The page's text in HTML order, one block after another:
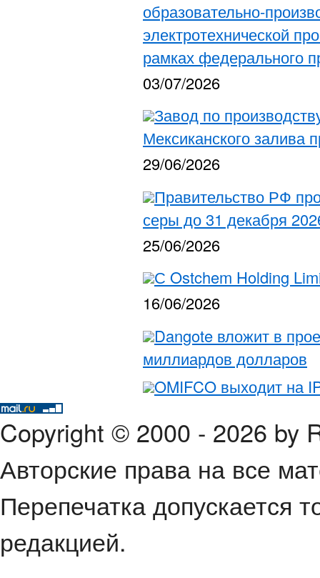
образовательно-
электротехнической
рамках федерального
03/07/2026
Завод по
Мексиканского залива
29/06/2026
Правительство РФ
серы до 31 декабря
25/06/2026
С Ostchem Holding
16/06/2026
Dangote вложит в
миллиардов долларов
OMIFCO выходит на
Copyright © 2000 - 2026 by
Авторские права на все
Перепечатка допускается
редакцией.